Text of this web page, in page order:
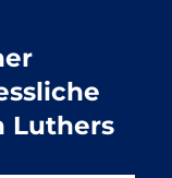
Luthers